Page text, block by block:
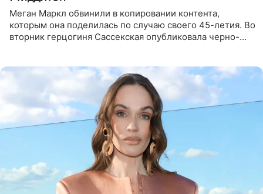
Меган Маркл обвинили в копировании контента,
которым она поделилась по случаю своего 45-летия. Во
вторник герцогиня Сассекская опубликовала черно-